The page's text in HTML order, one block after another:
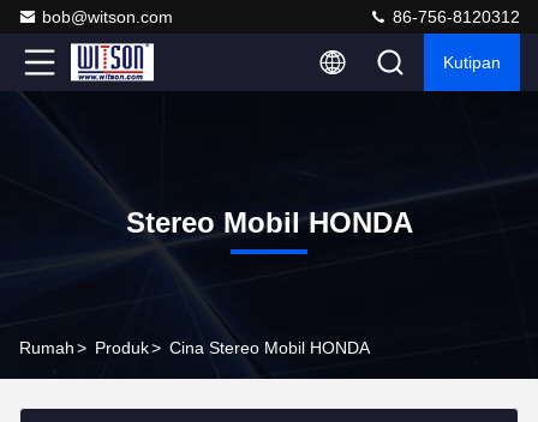
bob@witson.com 86-756-8120312
Kutipan
Stereo Mobil HONDA
Rumah> Produk> Cina Stereo Mobil HONDA